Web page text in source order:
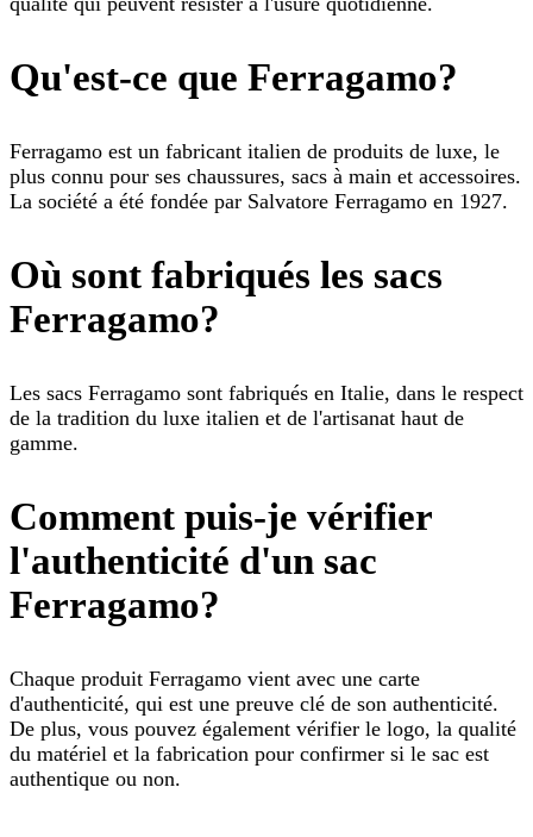
Qu'est-ce que Ferragamo?
Ferragamo est un fabricant italien de produits de luxe, le
plus connu pour ses chaussures, sacs à main et accessoires.
La société a été fondée par Salvatore Ferragamo en 1927.
Où sont fabriqués les sacs
Ferragamo?
Les sacs Ferragamo sont fabriqués en Italie, dans le respect
de la tradition du luxe italien et de l'artisanat haut de
gamme.
Comment puis-je vérifier
l'authenticité d'un sac
Ferragamo?
Chaque produit Ferragamo vient avec une carte
d'authenticité, qui est une preuve clé de son authenticité.
De plus, vous pouvez également vérifier le logo, la qualité
du matériel et la fabrication pour confirmer si le sac est
authentique ou non.